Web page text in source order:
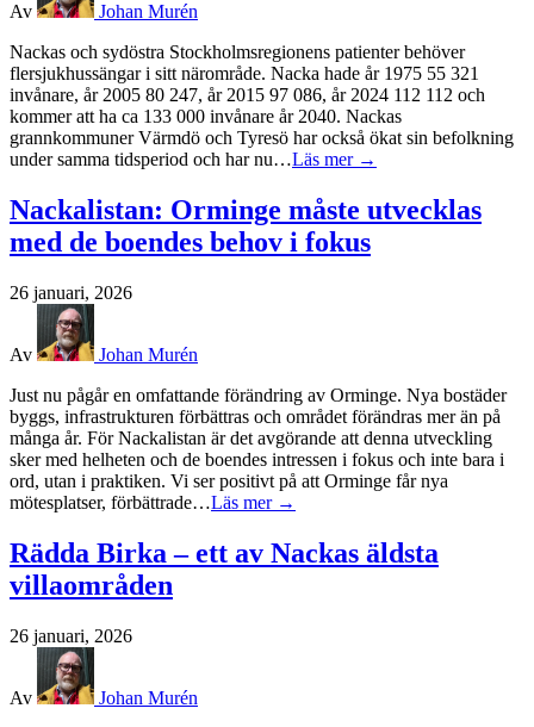
Av
Johan Murén
Nackas och sydöstra Stockholmsregionens patienter behöver
flersjukhussängar i sitt närområde. Nacka hade år 1975 55 321
invånare, år 2005 80 247, år 2015 97 086, år 2024 112 112 och
kommer att ha ca 133 000 invånare år 2040. Nackas
grannkommuner Värmdö och Tyresö har också ökat sin befolkning
under samma tidsperiod och har nu…Läs mer →
Nackalistan: Orminge måste utvecklas
med de boendes behov i fokus
26 januari, 2026
Av
Johan Murén
Just nu pågår en omfattande förändring av Orminge. Nya bostäder
byggs, infrastrukturen förbättras och området förändras mer än på
många år. För Nackalistan är det avgörande att denna utveckling
sker med helheten och de boendes intressen i fokus och inte bara i
ord, utan i praktiken. Vi ser positivt på att Orminge får nya
mötesplatser, förbättrade…Läs mer →
Rädda Birka – ett av Nackas äldsta
villaområden
26 januari, 2026
Av
Johan Murén